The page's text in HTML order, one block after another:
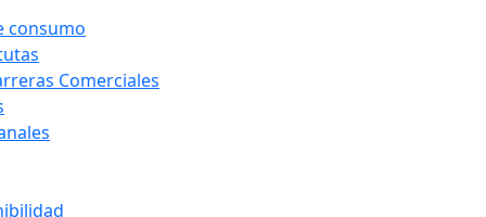
consumo
Comerciales